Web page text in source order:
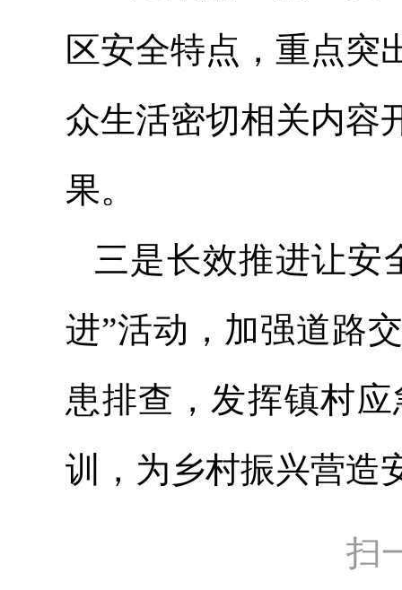
区安全特点，重点突
众生活密切相关内容
果。
三是长效推进让安
进”活动，加强道路
患排查，发挥镇村
训，为乡村振兴营造
扫